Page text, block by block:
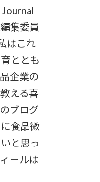
集委員
はこれ
ととも
企業の
える喜
ブログ
食品微
と思っ
ールは